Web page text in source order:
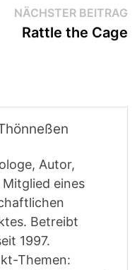
NÄCHSTER BEITRAG
Rattle the Cage
Autor,
eines
Betreibt
1997.
Themen: